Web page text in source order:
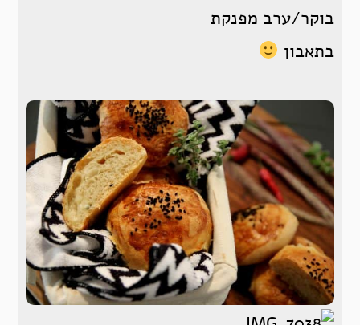
בוקר/ערב מפנקת
בתאבון